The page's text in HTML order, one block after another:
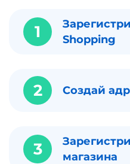
1
Shopping
2 Создай
3
магазина